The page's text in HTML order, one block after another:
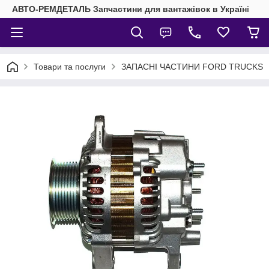
АВТО-РЕМДЕТАЛЬ Запчастини для вантажівок в Україні
Товари та послуги ЗАПАСНІ ЧАСТИНИ FORD TRUCKS